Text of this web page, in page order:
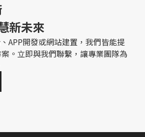
新未來
APP開發或網站建置，我們皆能提
。立即與我們聯繫，讓專業團隊為